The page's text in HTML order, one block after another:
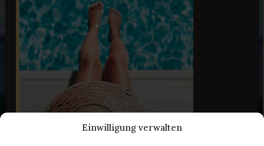
Einwilligung verwalten